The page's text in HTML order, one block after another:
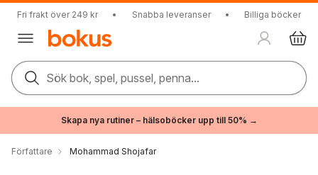
Fri frakt över 249 kr • Snabba leveranser • Billiga böcker
Sök bok, spel, pussel, penna...
Skapa nya rutiner – hälsoböcker upp till 50% →
Författare Mohammad Shojafar